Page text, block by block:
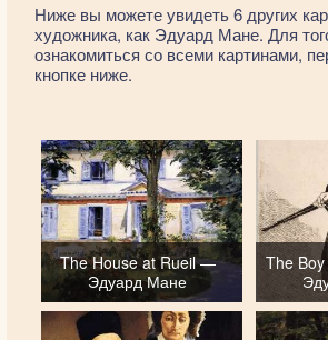
Ниже вы можете увидеть 6 других
художника, как Эдуард Мане. Для
ознакомиться со всеми картинами,
кнопке ниже.
The House at Rueil —
Эдуард Мане
The